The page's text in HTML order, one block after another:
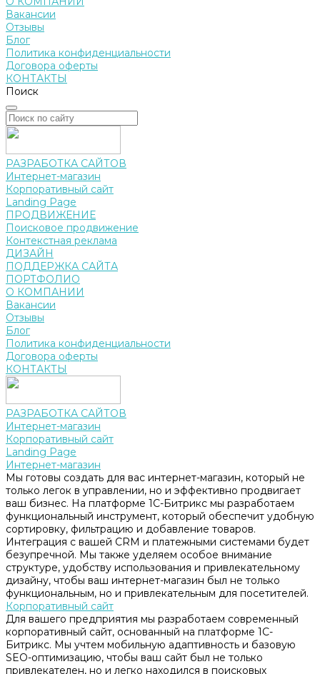
Вакансии
Отзывы
Блог
Политика конфиденциальности
Договора оферты
КОНТАКТЫ
Поиск
РАЗРАБОТКА САЙТОВ
Интернет-магазин
Корпоративный сайт
Landing Page
ПРОДВИЖЕНИЕ
Поисковое продвижение
Контекстная реклама
ДИЗАЙН
ПОДДЕРЖКА САЙТА
ПОРТФОЛИО
О КОМПАНИИ
Вакансии
Отзывы
Блог
Политика конфиденциальности
Договора оферты
КОНТАКТЫ
РАЗРАБОТКА САЙТОВ
Интернет-магазин
Корпоративный сайт
Landing Page
Интернет-магазин
Мы готовы создать для вас интернет-магазин, который не
только легок в управлении, но и эффективно продвигает
ваш бизнес. На платформе 1С-Битрикс мы разработаем
функциональный инструмент, который обеспечит удобную
сортировку, фильтрацию и добавление товаров.
Интеграция с вашей CRM и платежными системами будет
безупречной. Мы также уделяем особое внимание
структуре, удобству использования и привлекательному
дизайну, чтобы ваш интернет-магазин был не только
функциональным, но и привлекательным для посетителей.
Корпоративный сайт
Для вашего предприятия мы разработаем современный
корпоративный сайт, основанный на платформе 1С-
Битрикс. Мы учтем мобильную адаптивность и базовую
SEO-оптимизацию, чтобы ваш сайт был не только
привлекателен, но и легко находился в поисковых